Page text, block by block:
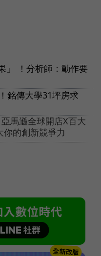
」 ！分析師：動作要
銘傳大學31坪房求
馬遜全球開店X百大
你的創新競爭力